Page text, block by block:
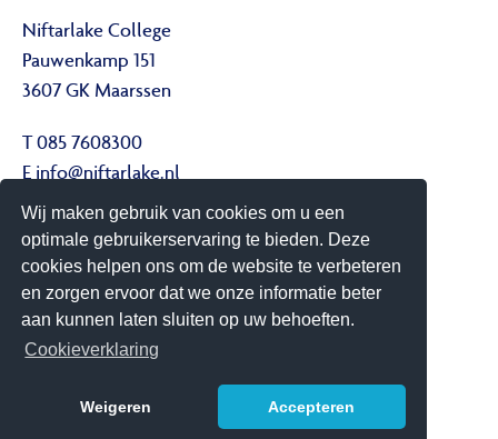
Wij maken gebruik van cookies om u een
optimale gebruikerservaring te bieden. Deze
cookies helpen ons om de website te verbeteren
en zorgen ervoor dat we onze informatie beter
aan kunnen laten sluiten op uw behoeften.
Cookieverklaring
Weigeren Accepteren
Niftarlake College
Pauwenkamp 151
3607 GK Maarssen
T 085 7608300
Einfo@niftarlake.nl
Volg ons ook op:
Twitter
Youtube
Het Niftarlake College heeft het predicaat Technasium